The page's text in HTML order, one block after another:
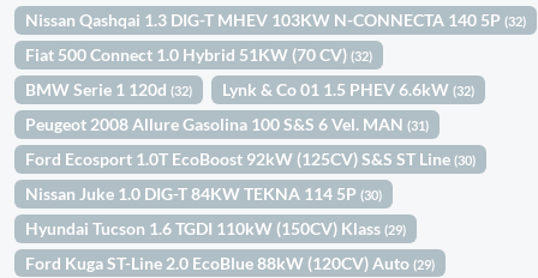
Nissan Qashqai 1.3 DIG-T MHEV 103KW N-CONNECTA 140 5P(32)
Fiat 500 Connect 1.0 Hybrid 51KW (70 CV)(32)
BMW Serie 1 120d(32) Lynk & Co 01 1.5 PHEV 6.6kW(32)
Peugeot 2008 Allure Gasolina 100 S&S 6 Vel. MAN(31)
Ford Ecosport 1.0T EcoBoost 92kW (125CV) S&S ST Line(30)
Nissan Juke 1.0 DIG-T 84KW TEKNA 114 5P(30)
Hyundai Tucson 1.6 TGDI 110kW (150CV) Klass(29)
Ford Kuga ST-Line 2.0 EcoBlue 88kW (120CV) Auto(29)